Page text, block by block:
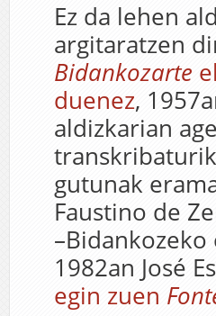
Ez da lehen
argitaratzen
Bidankozarte
duenez,
aldizkarian
gutunak
Faustino de
1982an José
egin zuen